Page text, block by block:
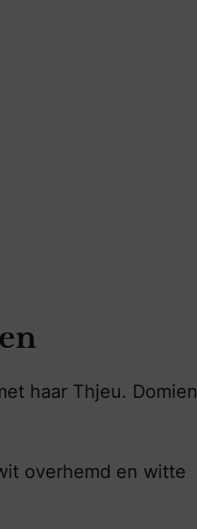
haar Thjeu. Domien
overhemd en witte